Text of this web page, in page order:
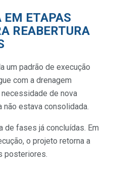
EM ETAPAS
REABERTURA
um padrão de execução
com a drenagem
de nova
não estava consolidada.
de fases já concluídas. Em
o projeto retorna a
posteriores.